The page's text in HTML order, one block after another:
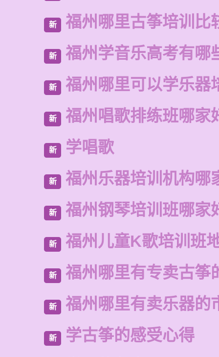
新 福州哪里古筝培训比
新 福州学音乐高考有哪
新 福州哪里可以学乐器
新 福州唱歌排练班哪家
新 学唱歌
新 福州乐器培训机构哪
新 福州钢琴培训班哪家
新 福州儿童K歌培训班
新 福州哪里有专卖古筝
新 福州哪里有卖乐器的
新 学古筝的感受心得